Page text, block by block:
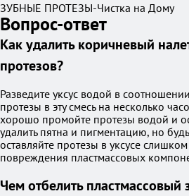
ЗУБНЫЕ ПРОТЕЗЫ-Чистка на Дому
Вопрос-ответ
Как удалить коричневый
протезов?
Разведите уксус водой в
протезы в эту смесь на несколько
хорошо промойте протезы водой и
удалить пятна и пигментацию, но
оставляйте протезы в уксусе
повреждения пластмассовых
Чем отбелить пластмассовый